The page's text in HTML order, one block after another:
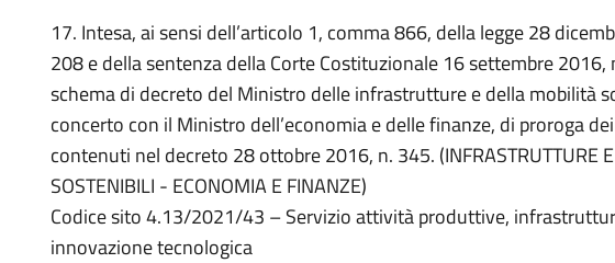
17. Intesa, ai sensi dell’articolo 1, comma 866, della legge 28
208 e della sentenza della Corte Costituzionale 16 settembre 2016,
schema di decreto del Ministro delle infrastrutture e della mobilità
concerto con il Ministro dell’economia e delle finanze, di proroga
contenuti nel decreto 28 ottobre 2016, n. 345. (INFRASTRUTTURE E
SOSTENIBILI - ECONOMIA E FINANZE)
Codice sito 4.13/2021/43 – Servizio attività produttive,
innovazione tecnologica